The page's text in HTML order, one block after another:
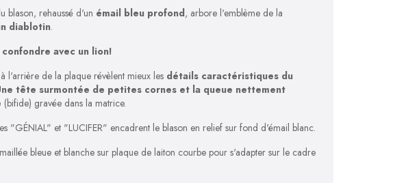
blason, rehaussé d'un émail bleu profond, arbore l'emblème de la
diablotin.
confondre avec un lion!
l'arrière de la plaque révèlent mieux les détails caractéristiques du
tête surmontée de petites cornes et la queue nettement
(bifide) gravée dans la matrice.
"GÉNIAL" et "LUCIFER" encadrent le blason en relief sur fond d'émail blanc.
bleue et blanche sur plaque de laiton courbe pour s'adapter sur le cadre